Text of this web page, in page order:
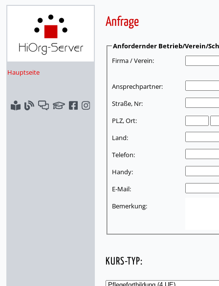
Hauptseite
Anfrage
Anfordernder Betrieb/Verein/
Firma / Verein:
Ansprechpartner:
Straße, Nr:
PLZ, Ort:
Land:
Telefon:
Handy:
E-Mail:
Bemerkung:
KURS-TYP: